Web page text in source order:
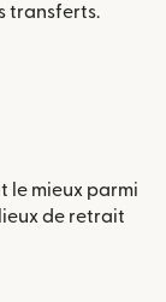
transferts.
le mieux parmi
de retrait